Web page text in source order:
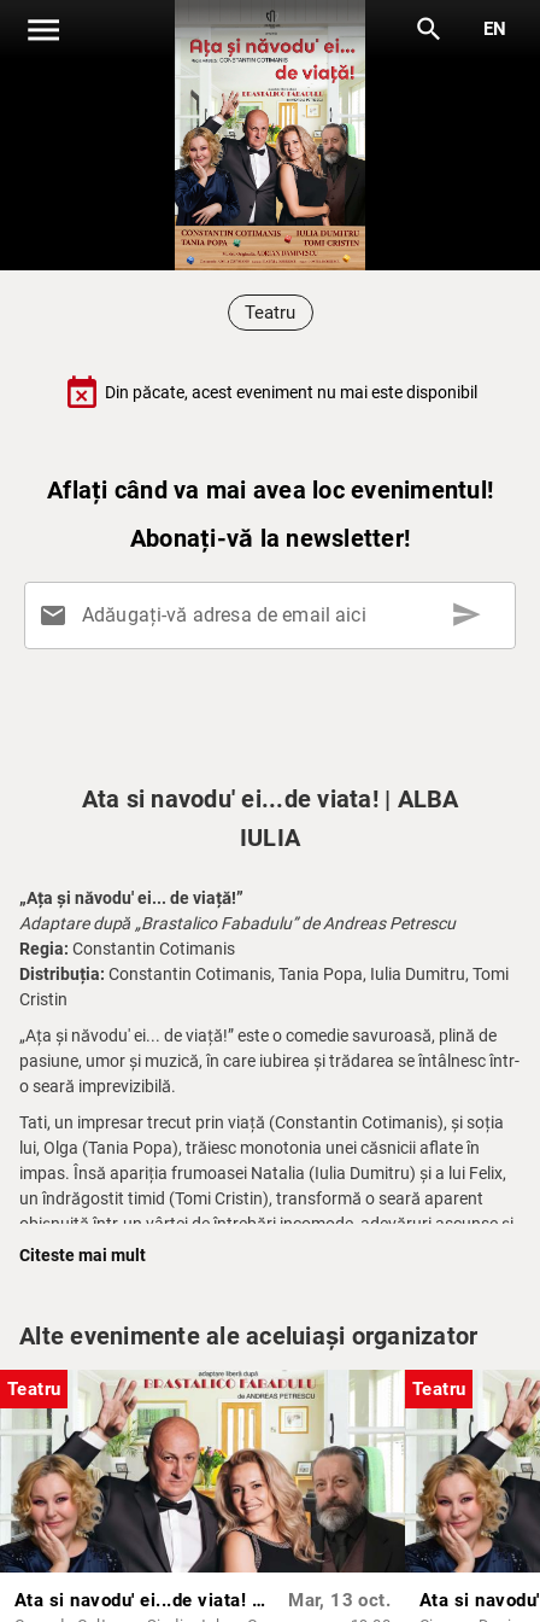
menu search EN
Teatru
event_busy Din păcate, acest eveniment nu mai este disponibil
Aflați când va mai avea loc evenimentul!
Abonați-vă la newsletter!
mail Adăugați-vă adresa de email aici send
Ata si navodu' ei...de viata! | ALBA
IULIA
„Ața și năvodu' ei... de viață!”
Adaptare după „Brastalico Fabadulu” de Andreas Petrescu
Regia: Constantin Cotimanis
Distribuția: Constantin Cotimanis, Tania Popa, Iulia Dumitru, Tomi
Cristin
„Ața și năvodu' ei... de viață!” este o comedie savuroasă, plină de
pasiune, umor și muzică, în care iubirea și trădarea se întâlnesc într-
o seară imprevizibilă.
Tati, un impresar trecut prin viață (Constantin Cotimanis), și soția
lui, Olga (Tania Popa), trăiesc monotonia unei căsnicii aflate în
impas. Însă apariția frumoasei Natalia (Iulia Dumitru) și a lui Felix,
un îndrăgostit timid (Tomi Cristin), transformă o seară aparent
obișnuită într-un vârtej de întrebări incomode, adevăruri ascunse și
situații comice.
Muzica originală, semnată de inconfundabilul Adrian Daminescu
adaugă emoție, profunzime și rafinament acestei experiențe
scenice.
Citeste mai mult
Alte evenimente ale aceluiași organizator
Teatru
Ata si navodu' ei...de viata! | CONSTANTA Mar, 13 oct.
Teatru